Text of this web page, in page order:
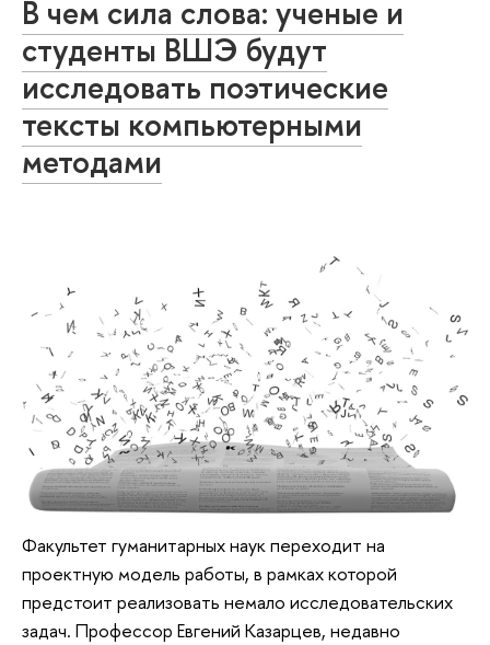
В чем сила слова: ученые и
студенты ВШЭ будут
исследовать поэтические
тексты компьютерными
методами
Факультет гуманитарных наук переходит на
проектную модель работы, в рамках которой
предстоит реализовать немало исследовательских
задач. Профессор Евгений Казарцев, недавно